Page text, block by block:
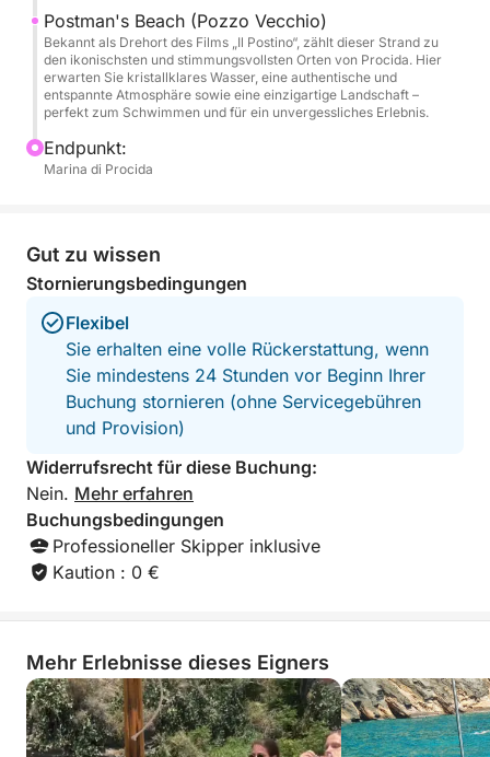
und den berühmten Strand Pozzo Vecchio
entdecken können. Hier haben Sie die Möglichkeit,
zu entspannen, zu schwimmen oder einfach die
Aussicht in vollkommener Ruhe zu genießen. Ein
Glas Sekt zum Anstoßen an Bord ist inklusive und
macht den Moment zu etwas ganz Besonderem.
suchen. Sie eignet sich auch hervorragend für einen
Aperitif bei Sonnenuntergang oder eine erholsame
Pause tagsüber.
Postman's Beach (Pozzo Vecchio)
Bekannt als Drehort des Films „Il Postino“, zählt dieser Strand zu
den ikonischsten und stimmungsvollsten Orten von Procida. Hier
erwarten Sie kristallklares Wasser, eine authentische und
entspannte Atmosphäre sowie eine einzigartige Landschaft –
perfekt zum Schwimmen und für ein unvergessliches Erlebnis.
Endpunkt:
Marina di Procida
Gut zu wissen
Stornierungsbedingungen
Flexibel
Sie erhalten eine volle Rückerstattung, wenn
Sie mindestens 24 Stunden vor Beginn Ihrer
Buchung stornieren (ohne Servicegebühren
und Provision)
Widerrufsrecht für diese Buchung:
Nein. Mehr erfahren
Buchungsbedingungen
Professioneller Skipper inklusive
Kaution : 0 €
Mehr Erlebnisse dieses Eigners